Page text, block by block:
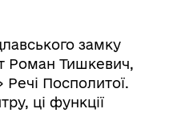
замку
Роман Тишкевич,
Посполитої.
ці функції